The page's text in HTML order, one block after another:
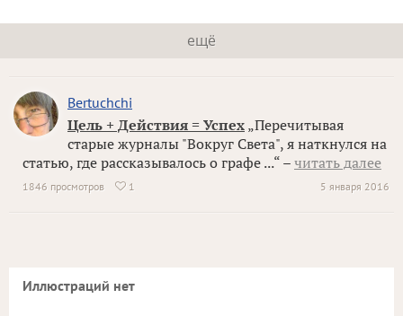
ещё
Bertuchchi
Цель + Действия = Успех „Перечитывая
старые журналы "Вокруг Света", я наткнулся на
статью, где рассказывалось о графе ...“ – читать далее
5 января 2016
1846 просмотров  1
Иллюстраций нет